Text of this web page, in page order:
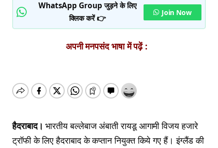
WhatsApp Group जुड़ने के लिए
क्लिक करें 👉
Join Now
अपनी मनपसंद भाषा में पढ़ें :
हैदराबाद। भारतीय बल्लेबाज अंबाती रायडू आगामी विजय हजारे
ट्रॉफी के लिए हैदराबाद के कप्तान नियुक्त किये गए हैं। इंग्लैंड की